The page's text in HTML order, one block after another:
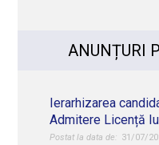
ANUNȚURI
Ierarhizarea
Admitere Licență
31/07/